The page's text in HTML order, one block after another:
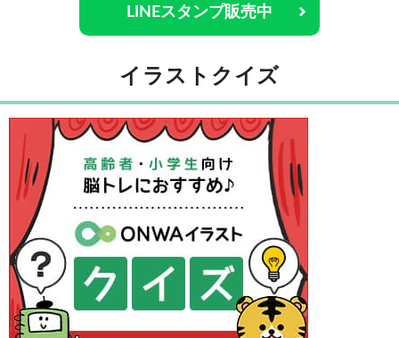
LINEスタンプ販売中
イラストクイズ